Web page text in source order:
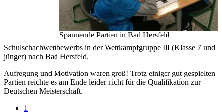
Spannende Partien in Bad Hersfeld
Schulschachwettbewerbs in der Wettkampfgruppe III (Klasse 7 und
jünger) nach Bad Hersfeld.
Aufregung und Motivation waren groß! Trotz einiger gut gespielten
Partien reichte es am Ende leider nicht für die Qualifikation zur
Deutschen Meisterschaft.
Seite
1